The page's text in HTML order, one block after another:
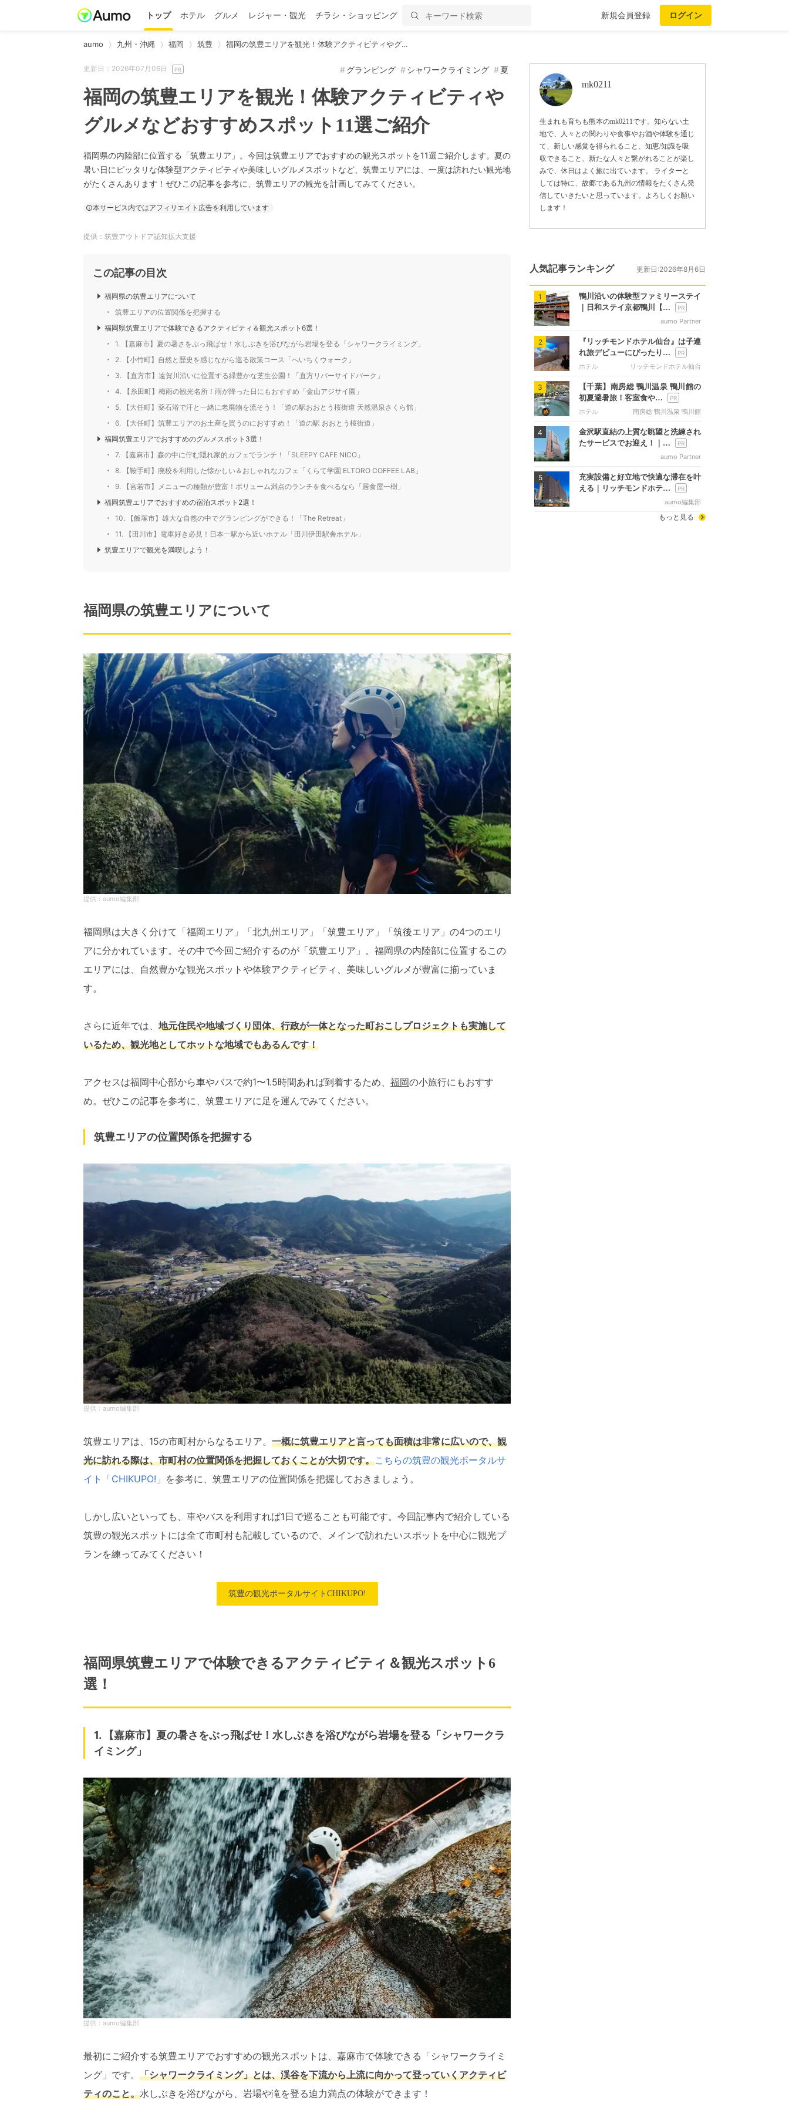
トップ ホテル グルメ レジャー・観光 チラシ・ショッピング 新規会員登録 ログイン
aumo 九州・沖縄 福岡 筑豊 福岡の筑豊エリアを観光！体験アクティビティやグ…
更新日：2026年07月06日 グランピング シャワークライミング 夏
福岡の筑豊エリアを観光！体験アクティビティや
グルメなどおすすめスポット11選ご紹介
福岡県の内陸部に位置する「筑豊エリア」。今回は筑豊エリアでおすすめの観光スポットを11選ご紹介します。夏の
暑い日にピッタリな体験型アクティビティや美味しいグルメスポットなど、筑豊エリアには、一度は訪れたい観光地
がたくさんあります！ぜひこの記事を参考に、筑豊エリアの観光を計画してみてください。
本サービス内ではアフィリエイト広告を利用しています
提供：筑豊アウトドア認知拡大支援
この記事の目次
福岡県の筑豊エリアについて
筑豊エリアの位置関係を把握する
福岡県筑豊エリアで体験できるアクティビティ＆観光スポット6選！
1. 【嘉麻市】夏の暑さをぶっ飛ばせ！水しぶきを浴びながら岩場を登る「シャワークライミング」
2. 【小竹町】自然と歴史を感じながら巡る散策コース「へいちくウォーク」
3. 【直方市】遠賀川沿いに位置する緑豊かな芝生公園！「直方リバーサイドパーク」
4. 【糸田町】梅雨の観光名所！雨が降った日にもおすすめ「金山アジサイ園」
5. 【大任町】薬石浴で汗と一緒に老廃物を流そう！「道の駅おおとう桜街道 天然温泉さくら館」
6. 【大任町】筑豊エリアのお土産を買うのにおすすめ！「道の駅 おおとう桜街道」
福岡筑豊エリアでおすすめのグルメスポット3選！
7. 【嘉麻市】森の中に佇む隠れ家的カフェでランチ！「SLEEPY CAFE NICO」
8. 【鞍手町】廃校を利用した懐かしい＆おしゃれなカフェ「くらて学園 ELTORO COFFEE LAB」
9. 【宮若市】メニューの種類が豊富！ボリューム満点のランチを食べるなら「居食屋一樹」
福岡筑豊エリアでおすすめの宿泊スポット2選！
10. 【飯塚市】雄大な自然の中でグランピングができる！「The Retreat」
11. 【田川市】電車好き必見！日本一駅から近いホテル「田川伊田駅舎ホテル」
筑豊エリアで観光を満喫しよう！
福岡県の筑豊エリアについて
aumo編集部
福岡県は大きく分けて「福岡エリア」「北九州エリア」「筑豊エリア」「筑後エリア」の4つのエリ
アに分かれています。その中で今回ご紹介するのが「筑豊エリア」。福岡県の内陸部に位置するこの
エリアには、自然豊かな観光スポットや体験アクティビティ、美味しいグルメが豊富に揃っていま
す。
さらに近年では、 地元住民や地域づくり団体、行政が一体となった町おこしプロジェクトも実施して
いるため、観光地としてホットな地域でもあるんです！
アクセスは福岡中心部から車やバスで約1〜1.5時間あれば到着するため、 福岡の小旅行にもおすす
め。ぜひこの記事を参考に、筑豊エリアに足を運んでみてください。
筑豊エリアの位置関係を把握する
aumo編集部
筑豊エリアは、15の市町村からなるエリア。 一概に筑豊エリアと言っても面積は非常に広いので、観
光に訪れる際は、市町村の位置関係を把握しておくことが大切です。こちらの筑豊の観光ポータルサ
イト「CHIKUPO!」 を参考に、筑豊エリアの位置関係を把握しておきましょう。
しかし広いといっても、車やバスを利用すれば1日で巡ることも可能です。今回記事内で紹介している
筑豊の観光スポットには全て市町村も記載しているので、メインで訪れたいスポットを中心に観光プ
ランを練ってみてください！
筑豊の観光ポータルサイトCHIKUPO!
福岡県筑豊エリアで体験できるアクティビティ＆観光スポット6
選！
1. 【嘉麻市】夏の暑さをぶっ飛ばせ！水しぶきを浴びながら岩場を登る「シャワークラ
イミング」
aumo編集部
最初にご紹介する筑豊エリアでおすすめの観光スポットは、嘉麻市で体験できる「シャワークライミ
ング」です。 「シャワークライミング」とは、渓谷を下流から上流に向かって登っていくアクティビ
ティのこと。水しぶきを浴びながら、岩場や滝を登る迫力満点の体験ができます！
mk0211
生まれも育ちも熊本のmk0211です。知らない土
地で、人々との関わりや食事やお酒や体験を通じ
て、新しい感覚を得られること、知恵/知識を吸
収できること、新たな人々と繋がれることが楽し
みで、休日はよく旅に出ています。 ライターと
しては特に、故郷である九州の情報をたくさん発
信していきたいと思っています。よろしくお願い
します！
人気記事ランキング 更新日:2026年8月6日
1
鴨川沿いの体験型ファミリーステイ
｜日和ステイ京都鴨川【…
aumo Partner
2
『リッチモンドホテル仙台』は子連
れ旅デビューにぴったり…
ホテル リッチモンドホテル仙台
3
【千葉】南房総 鴨川温泉 鴨川館の
初夏避暑旅！客室食や…
ホテル 南房総 鴨川温泉 鴨川館
4
金沢駅直結の上質な眺望と洗練され
たサービスでお迎え！｜…
aumo Partner
5
充実設備と好立地で快適な滞在を叶
える｜リッチモンドホテ…
aumo編集部
もっと見る